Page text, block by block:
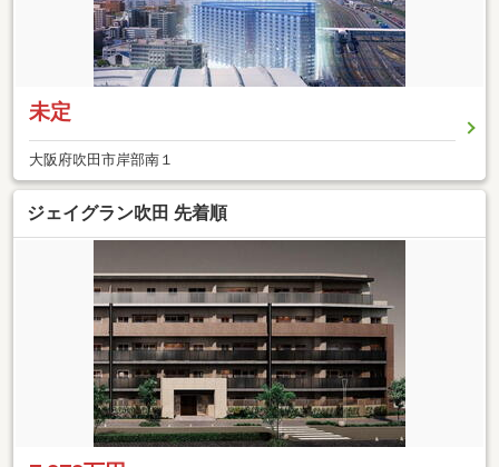
未定
大阪府吹田市岸部南１
ジェイグラン吹田 先着順